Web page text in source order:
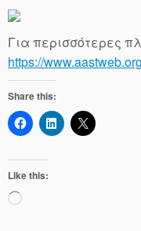
Για περισσότερες
https://www.aastweb.org
Share this:
Like this:
Loading…